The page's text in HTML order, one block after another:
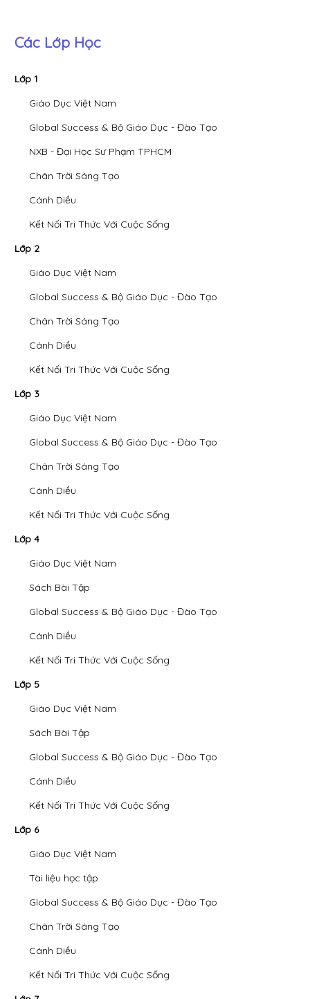
Các Lớp Học
Lớp 1
Giáo Dục Việt Nam
Global Success & Bộ Giáo Dục - Đào Tạo
NXB - Đại Học Sư Phạm TPHCM
Chân Trời Sáng Tạo
Cánh Diều
Kết Nối Tri Thức Với Cuộc Sống
Lớp 2
Giáo Dục Việt Nam
Global Success & Bộ Giáo Dục - Đào Tạo
Chân Trời Sáng Tạo
Cánh Diều
Kết Nối Tri Thức Với Cuộc Sống
Lớp 3
Giáo Dục Việt Nam
Global Success & Bộ Giáo Dục - Đào Tạo
Chân Trời Sáng Tạo
Cánh Diều
Kết Nối Tri Thức Với Cuộc Sống
Lớp 4
Giáo Dục Việt Nam
Sách Bài Tập
Global Success & Bộ Giáo Dục - Đào Tạo
Cánh Diều
Kết Nối Tri Thức Với Cuộc Sống
Lớp 5
Giáo Dục Việt Nam
Sách Bài Tập
Global Success & Bộ Giáo Dục - Đào Tạo
Cánh Diều
Kết Nối Tri Thức Với Cuộc Sống
Lớp 6
Giáo Dục Việt Nam
Tài liệu học tập
Global Success & Bộ Giáo Dục - Đào Tạo
Chân Trời Sáng Tạo
Cánh Diều
Kết Nối Tri Thức Với Cuộc Sống